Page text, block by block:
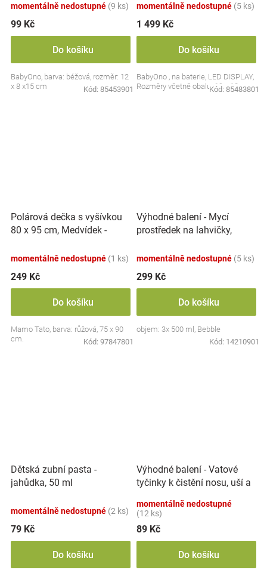
momentálně nedostupné (9 ks)
99 Kč
Do košíku
BabyOno, barva: béžová, rozměr: 12
x 8 x15 cm
Kód: 85453901
momentálně nedostupné (5 ks)
1 499 Kč
Do košíku
BabyOno , na baterie, LED DISPLAY,
Rozměry včetně obalu: 19 x 13 cm.
Kód: 85483801
Polárová dečka s vyšívkou
80 x 95 cm, Medvídek -
momentálně nedostupné (1 ks)
249 Kč
Do košíku
Mamo Tato, barva: růžová, 75 x 90
cm.
Kód: 97847801
Výhodné balení - Mycí
prostředek na lahvičky,
momentálně nedostupné (5 ks)
299 Kč
Do košíku
objem: 3x 500 ml, Bebble
Kód: 14210901
Dětská zubní pasta -
jahůdka, 50 ml
momentálně nedostupné (2 ks)
79 Kč
Do košíku
Výhodné balení - Vatové
tyčinky k čistění nosu, uší a
momentálně nedostupné
(12 ks)
89 Kč
Do košíku